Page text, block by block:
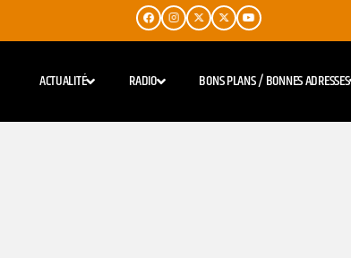
ACTUALITÉ RADIO BONS PLANS / BONNES ADRESSES